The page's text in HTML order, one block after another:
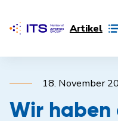
Artikel
18. November
Wir haben